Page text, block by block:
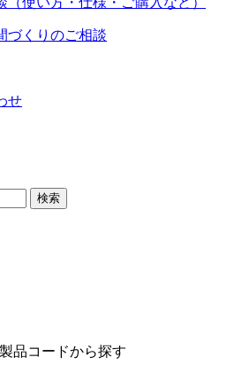
づくりのご相談
せ
検索
製品コードから探す